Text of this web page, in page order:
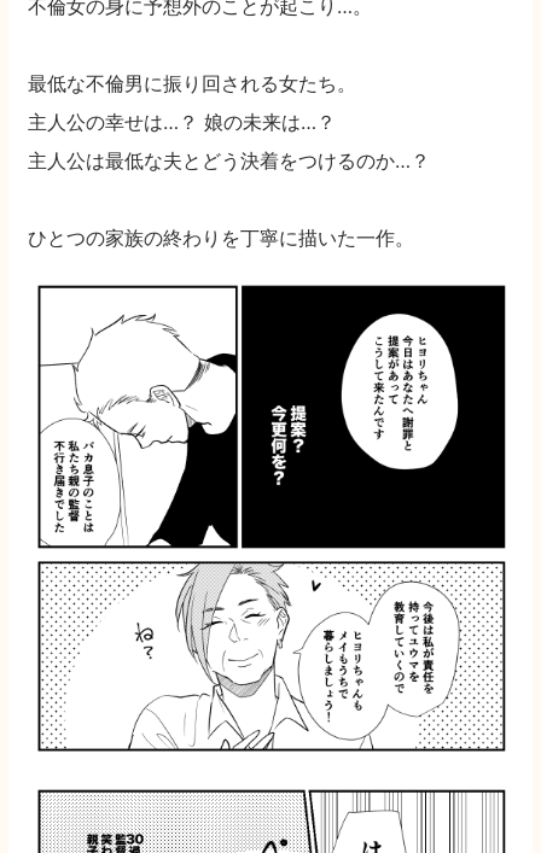
不倫女の身に予想外のことが起こり…。
最低な不倫男に振り回される女たち。
主人公の幸せは…？ 娘の未来は…？
主人公は最低な夫とどう決着をつけるのか…？
ひとつの家族の終わりを丁寧に描いた一作。